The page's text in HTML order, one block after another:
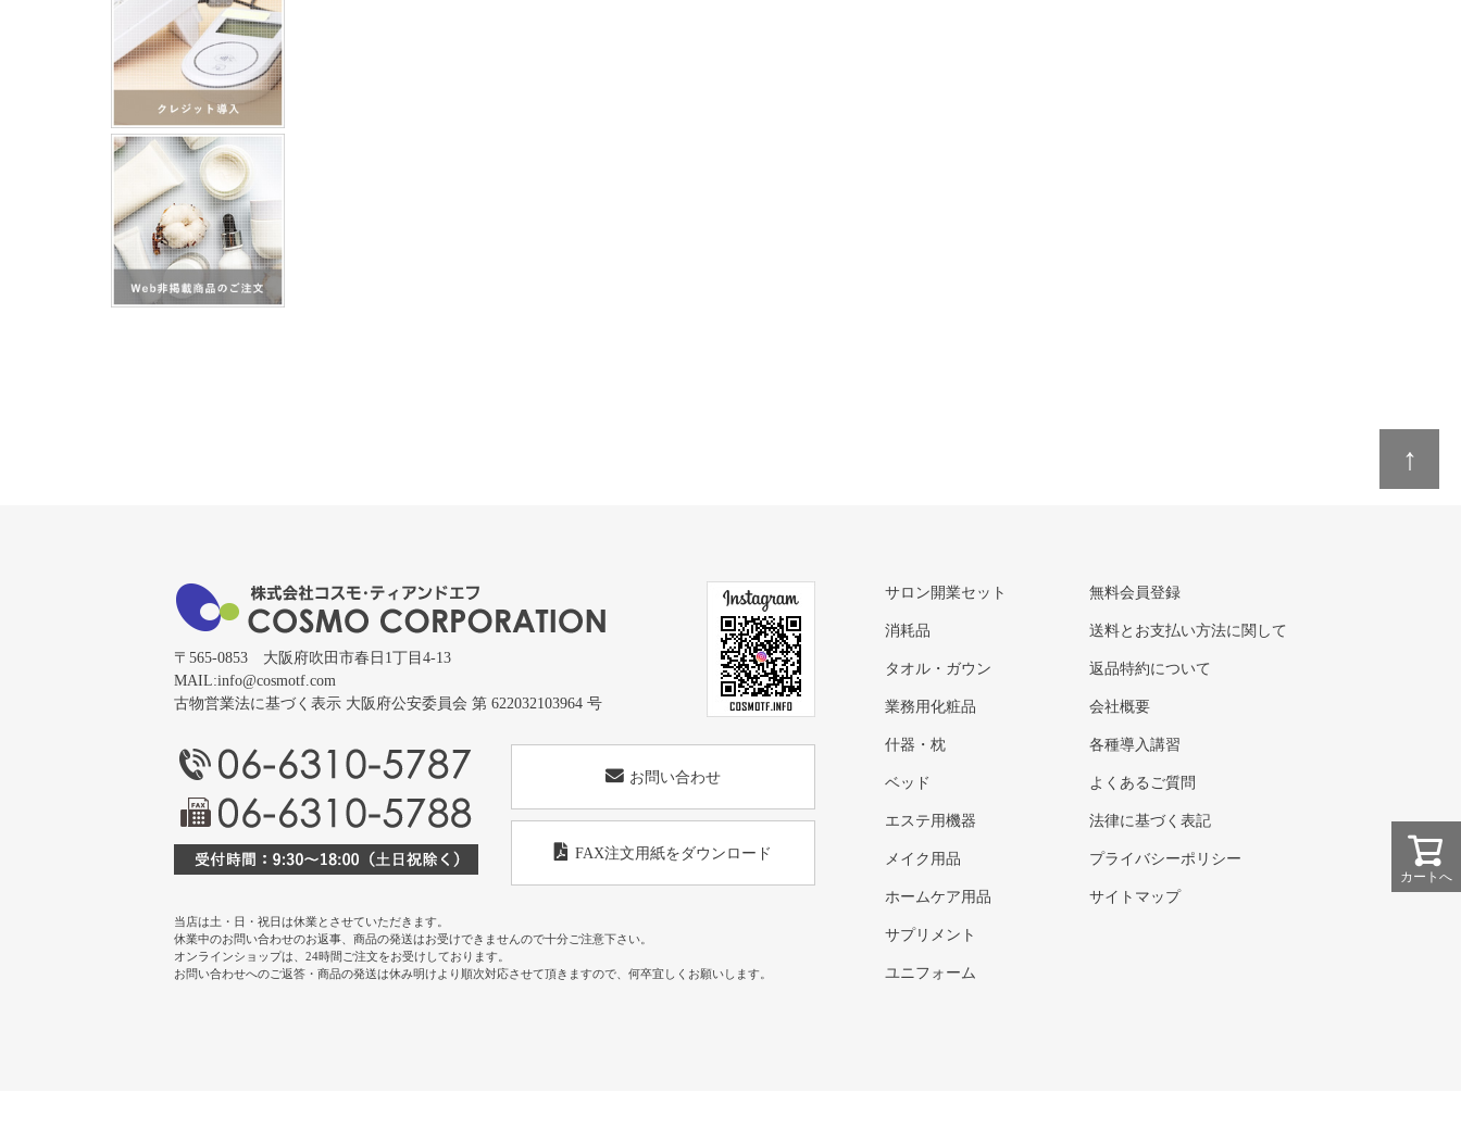
カートへ
↑
〒565-0853 大阪府吹田市春日1丁目4-13
MAIL:info@cosmotf.com
古物営業法に基づく表示 大阪府公安委員会 第 622032103964 号
お問い合わせ
FAX注文用紙をダウンロード
当店は土・日・祝日は休業とさせていただきます。
休業中のお問い合わせのお返事、商品の発送はお受けできませんので十分ご注意下さい。
オンラインショップは、24時間ご注文をお受けしております。
お問い合わせへのご返答・商品の発送は休み明けより順次対応させて頂きますので、何卒宜しくお願いします。
サロン開業セット
消耗品
タオル・ガウン
業務用化粧品
什器・枕
ベッド
エステ用機器
メイク用品
ホームケア用品
サプリメント
ユニフォーム
無料会員登録
送料とお支払い方法に関して
返品特約について
会社概要
各種導入講習
よくあるご質問
法律に基づく表記
プライバシーポリシー
サイトマップ